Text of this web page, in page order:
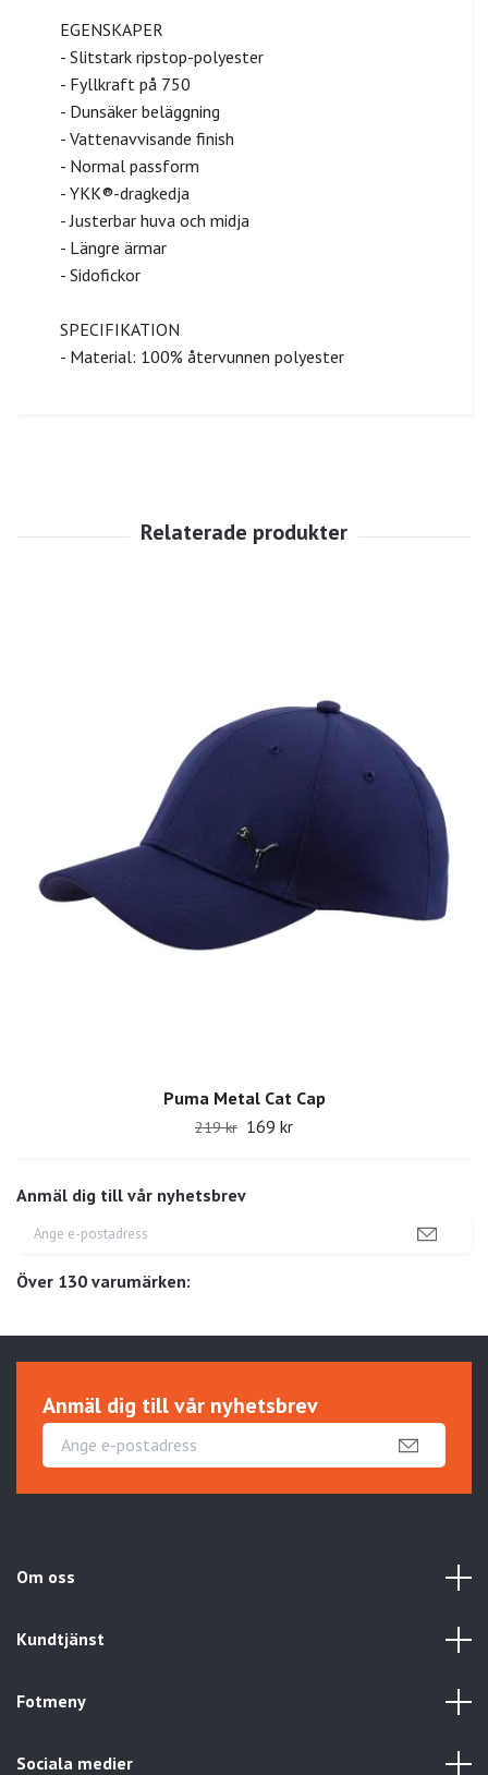
Anmäl dig till vår nyhetsbrev
Över 130 varumärken:
EGENSKAPER
- Slitstark ripstop-polyester
- Fyllkraft på 750
- Dunsäker beläggning
- Vattenavvisande finish
- Normal passform
- YKK®-dragkedja
- Justerbar huva och midja
- Längre ärmar
- Sidofickor
SPECIFIKATION
- Material: 100% återvunnen polyester
Puma Metal Cat Cap
219 kr 169 kr
Anmäl dig till vår nyhetsbrev
Om oss
Kundtjänst
Fotmeny
Sociala medier